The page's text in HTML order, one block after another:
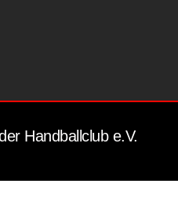
Handballclub e.V.